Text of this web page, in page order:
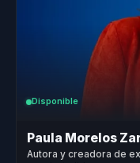
Disponible
Paula Morelos
Autora y creadora de